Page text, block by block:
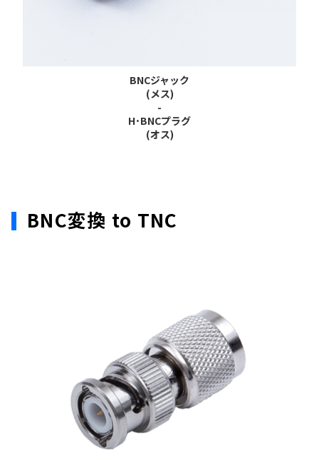
BNCジャック
(メス)
-
H･BNCプラグ
(オス)
BNC変換 to TNC